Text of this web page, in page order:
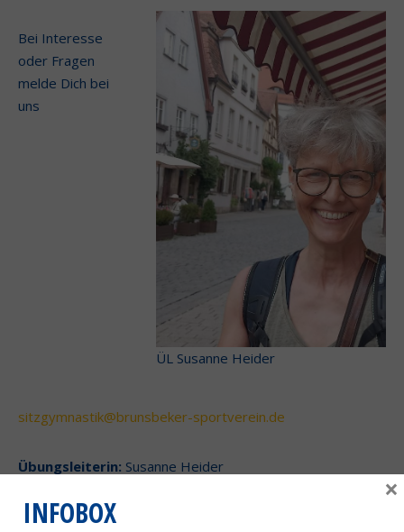
ÜL Susanne Heider
Bei Interesse
oder Fragen
melde Dich bei
uns
sitzgymnastik@brunsbeker-sportverein.de
Übungsleiterin: Susanne Heider
montags 10.00 – 10.45 Uhr (Kurs aktuell ausgebucht)
INFOBOX
×